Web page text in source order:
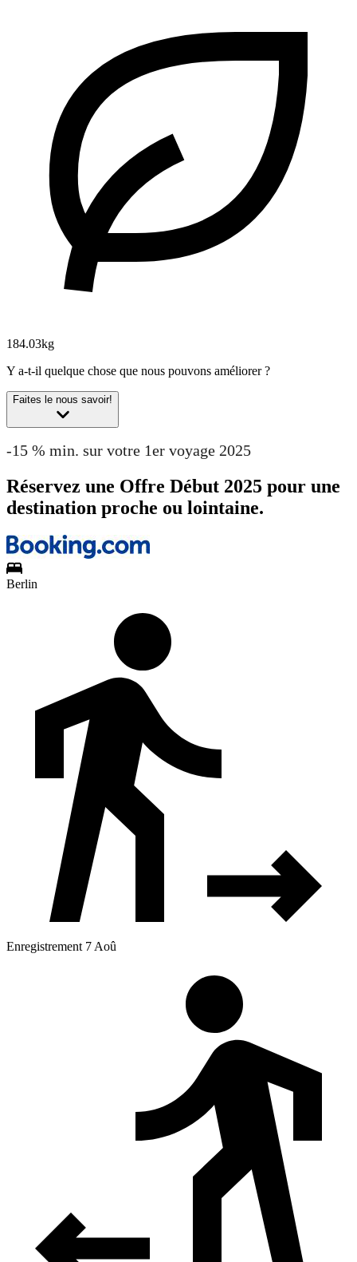
184.03kg
Y a-t-il quelque chose que nous pouvons améliorer ?
Faites le nous savoir!
-15 % min. sur votre 1er voyage 2025
Réservez une Offre Début 2025 pour une
destination proche ou lointaine.
Berlin
Enregistrement 7 Aoû